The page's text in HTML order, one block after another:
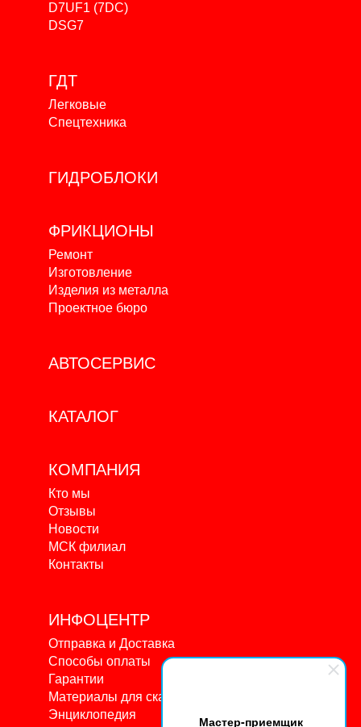
Мастер-приемщик
D7UF1 (7DC)
DSG7
ГДТ
Легковые
Спецтехника
ГИДРОБЛОКИ
ФРИКЦИОНЫ
Ремонт
Изготовление
Изделия из металла
Проектное бюро
АВТОСЕРВИС
КАТАЛОГ
КОМПАНИЯ
Кто мы
Отзывы
Новости
МСК филиал
Контакты
ИНФОЦЕНТР
Отправка и Доставка
Способы оплаты
Гарантии
Материалы для скачивания
Энциклопедия